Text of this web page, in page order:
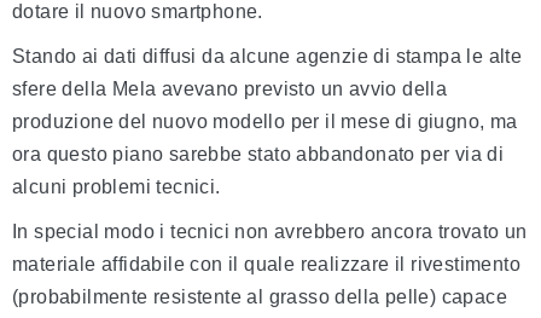
dotare il nuovo smartphone.
Stando ai dati diffusi da alcune agenzie di stampa le alte
sfere della Mela avevano previsto un avvio della
produzione del nuovo modello per il mese di giugno, ma
ora questo piano sarebbe stato abbandonato per via di
alcuni problemi tecnici.
In special modo i tecnici non avrebbero ancora trovato un
materiale affidabile con il quale realizzare il rivestimento
(probabilmente resistente al grasso della pelle) capace